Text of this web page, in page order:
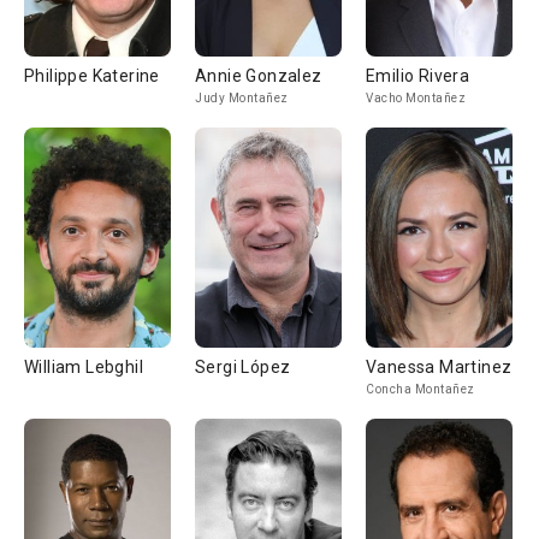
Philippe Katerine Annie Gonzalez
Judy Montañez
Emilio Rivera
Vacho Montañez
William Lebghil Sergi López Vanessa Martinez
Concha Montañez